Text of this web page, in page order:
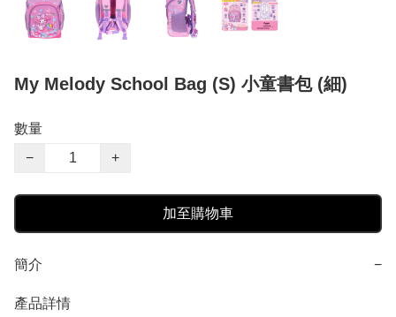
My Melody School Bag (S) 小童書包 (細)
數量
−
+
加至購物車
簡介 −
產品詳情